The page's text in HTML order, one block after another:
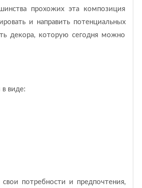
прохожих эта композиция
и направить потенциальных
декора, которую сегодня можно
виде:
потребности и предпочтения,